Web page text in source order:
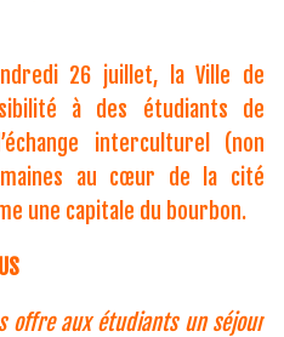
26 juillet, la Ville de
à des étudiants de
interculturel (non
au cœur de la cité
une capitale du bourbon.
offre aux étudiants un séjour